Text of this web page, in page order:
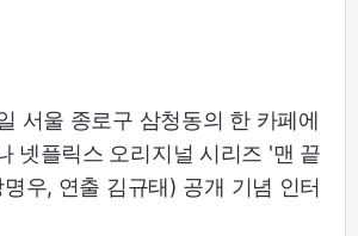
서울 종로구 삼청동의 한 카페에
넷플릭스 오리지널 시리즈 '맨 끝
우, 연출 김규태) 공개 기념 인터